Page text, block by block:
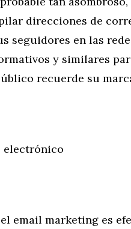
direcciones de
seguidores en las
y similares
recuerde su
electrónico
email marketing es